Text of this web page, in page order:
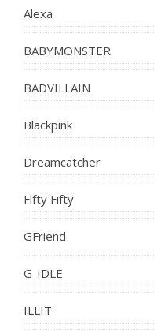
Alexa
BABYMONSTER
BADVILLAIN
Blackpink
Dreamcatcher
Fifty Fifty
GFriend
G-IDLE
ILLIT